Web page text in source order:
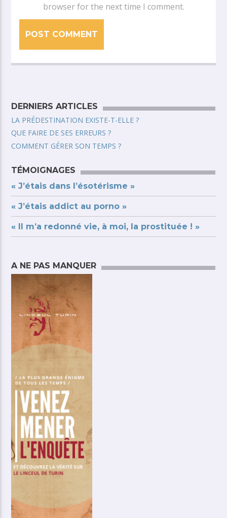
browser for the next time I comment.
DERNIERS ARTICLES
LA PRÉDESTINATION EXISTE-T-ELLE ?
QUE FAIRE DE SES ERREURS ?
COMMENT GÉRER SON TEMPS ?
TÉMOIGNAGES
« J’étais dans l’ésotérisme »
« J’étais addict au porno »
« Il m’a redonné vie, à moi, la prostituée ! »
A NE PAS MANQUER